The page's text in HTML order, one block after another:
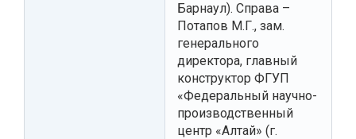
Барнаул). Справа –
Потапов М.Г., зам.
генерального
директора, главный
конструктор ФГУП
«Федеральный научно-
производственный
центр «Алтай» (г.